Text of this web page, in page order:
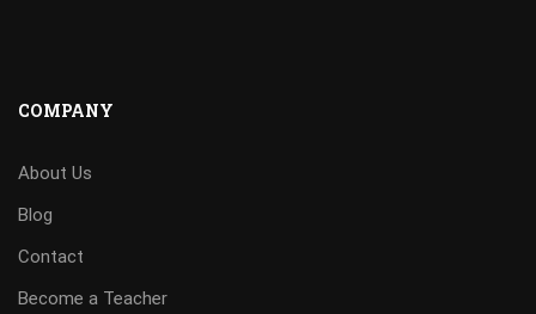
COMPANY
About Us
Blog
Contact
Become a Teacher